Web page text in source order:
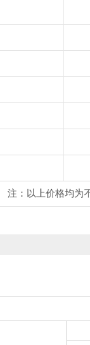
注：以上价格均为